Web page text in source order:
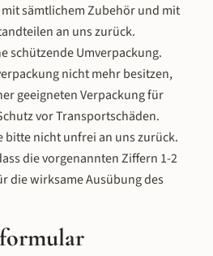
sämtlichem Zubehör und mit
an uns zurück.
schützende Umverpackung.
nicht mehr besitzen,
geeigneten Verpackung für
vor Transportschäden.
bitte nicht unfrei an uns zurück.
die vorgenannten Ziffern 1-2
die wirksame Ausübung des